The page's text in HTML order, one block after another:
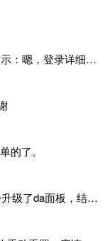
站长，许久没有登陆面板，登录提示：嗯，登录详细信息似乎不正确。请重试。 网站还可以正常使用。如果是密码问题请帮忙重置一下密码。谢谢。订单号：97790，账号：aa20210950。 站长，提交了工单，你回复续期成功，不过我的问题是面部登陆信息有问题，一直是初始密码，现在无法登陆，有时间麻烦排查一下。
的了。
是的证书过期了，原因是我12月份升级了da面板，结果后台证书就不更新了，目前还在排查问题。切换PHP版本现在没有了，因为DA新版不支持。